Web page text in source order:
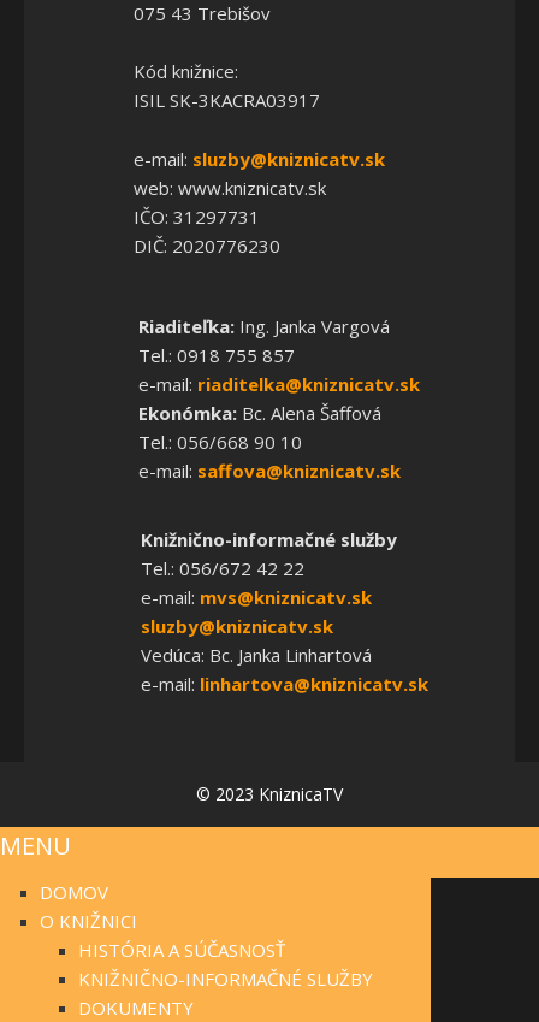
075 43 Trebišov
Kód knižnice:
ISIL SK-3KACRA03917
e-mail: sluzby@kniznicatv.sk
web: www.kniznicatv.sk
IČO: 31297731
DIČ: 2020776230
Riaditeľka:Ing. Janka Vargová
Tel.: 0918 755 857
e-mail: riaditelka@kniznicatv.sk
Ekonómka:Bc. Alena Šaffová
Tel.: 056/668 90 10
e-mail: saffova@kniznicatv.sk
Knižnično-informačné služby
Tel.: 056/672 42 22
e-mail: mvs@kniznicatv.sk
sluzby@kniznicatv.sk
Vedúca: Bc. Janka Linhartová
e-mail: linhartova@kniznicatv.sk
© 2023 KniznicaTV
MENU
DOMOV
O KNIŽNICI
HISTÓRIA A SÚČASNOSŤ
KNIŽNIČNO-INFORMAČNÉ SLUŽBY
DOKUMENTY